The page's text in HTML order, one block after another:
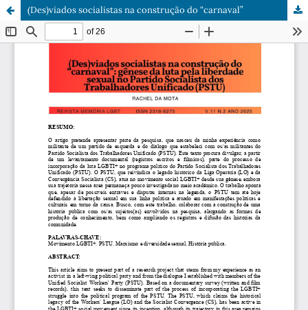
(Des)viados socialistas na construção do “carnaval”